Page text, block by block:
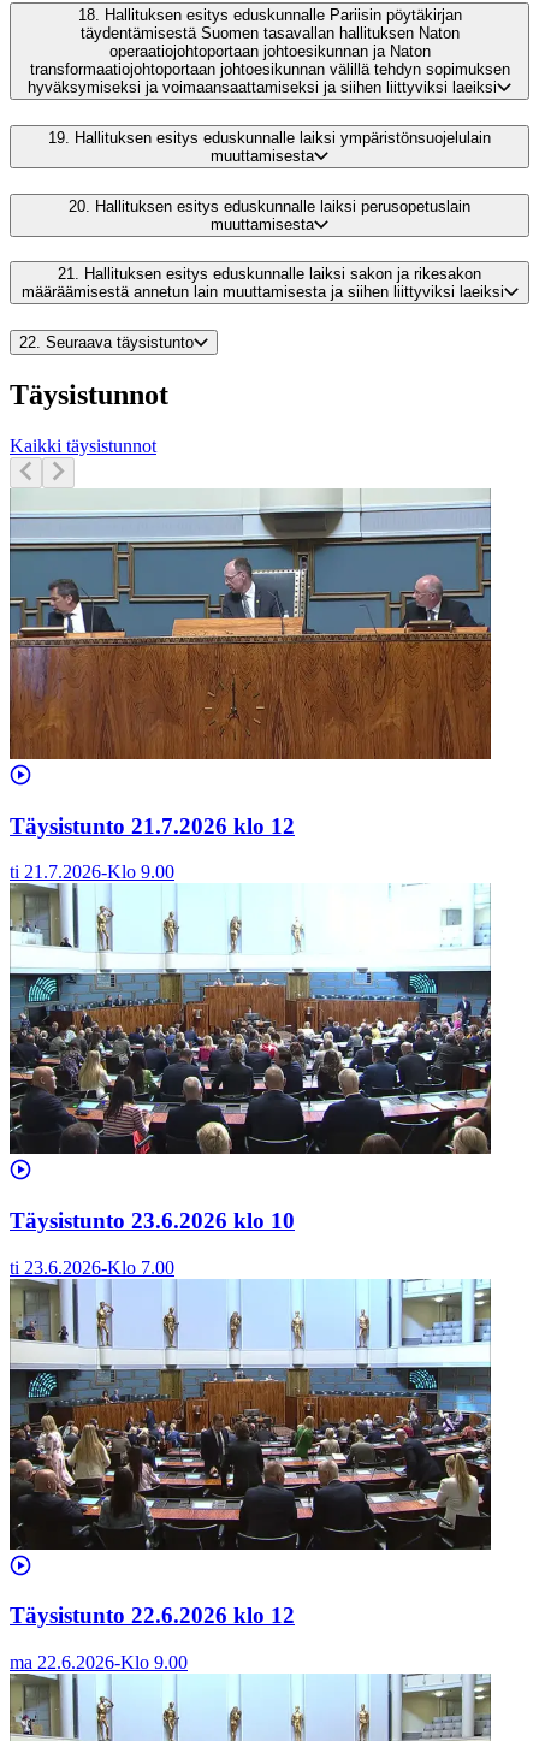
18. Hallituksen esitys eduskunnalle Pariisin pöytäkirjan
täydentämisestä Suomen tasavallan hallituksen Naton
operaatiojohtoportaan johtoesikunnan ja Naton
transformaatiojohtoportaan johtoesikunnan välillä tehdyn sopimuksen
hyväksymiseksi ja voimaansaattamiseksi ja siihen liittyviksi laeiksi
19.
Hallituksen esitys eduskunnalle laiksi ympäristönsuojelulain
muuttamisesta
20. Hallituksen esitys eduskunnalle laiksi perusopetuslain
muuttamisesta
21. Hallituksen esitys eduskunnalle laiksi sakon ja rikesakon
määräämisestä annetun lain muuttamisesta ja siihen liittyviksi laeiksi
22. Seuraava täysistunto
Täysistunnot
Kaikki täysistunnot
Täysistunto 21.7.2026 klo 12
ti 21.7.2026-Klo 9.00
Täysistunto 23.6.2026 klo 10
ti 23.6.2026-Klo 7.00
Täysistunto 22.6.2026 klo 12
ma 22.6.2026-Klo 9.00